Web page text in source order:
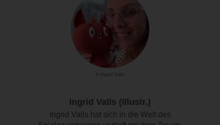
© Ingrid Valls
Ingrid Valls (Illustr.)
Ingrid Valls hat sich in die Welt des